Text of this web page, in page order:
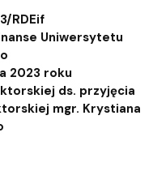
RDEif
Uniwersytetu
2023 roku
ds. przyjęcia
mgr. Krystiana